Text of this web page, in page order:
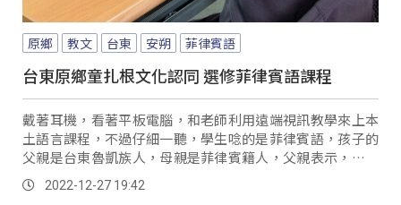
原鄉 教文 台東 安朔 菲律賓語
台東原鄉童扎根文化認同 選修菲律賓語課程
戴著耳機，看著平板電腦，和老師利用遠端視訊教學來上本
土語言課程，不過仔細一聽，學生唸的是菲律賓語，孩子的
父親是台東魯凱族人，母親是菲律賓籍人，父親表示，經過
家庭討論後，決定讓孩子學習菲律賓語，除了增加自我認
同，也藉由語言的學習，了解菲律賓的文化。
2022-12-27 19:42